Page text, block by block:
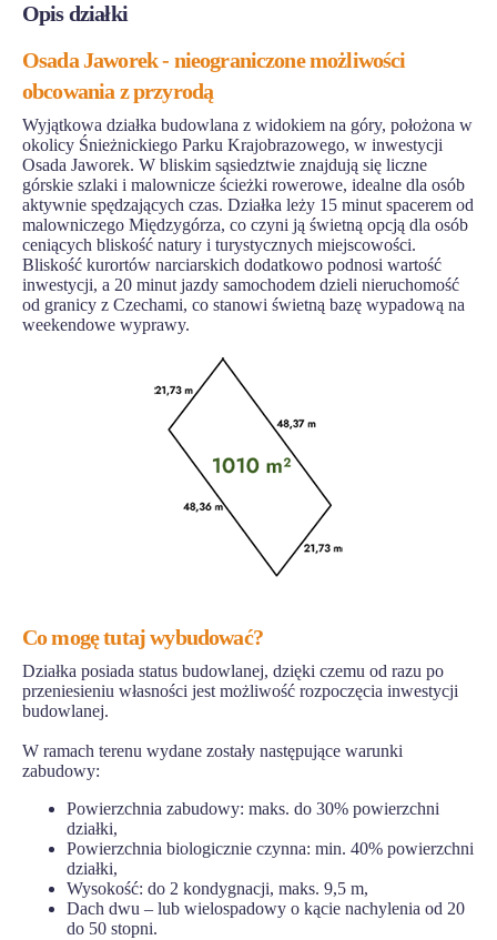
Opis działki
Osada Jaworek - nieograniczone możliwości
obcowania z przyrodą
Wyjątkowa działka budowlana z widokiem na góry, położona w
okolicy Śnieżnickiego Parku Krajobrazowego, w inwestycji
Osada Jaworek. W bliskim sąsiedztwie znajdują się liczne
górskie szlaki i malownicze ścieżki rowerowe, idealne dla osób
aktywnie spędzających czas. Działka leży 15 minut spacerem od
malowniczego Międzygórza, co czyni ją świetną opcją dla osób
ceniących bliskość natury i turystycznych miejscowości.
Bliskość kurortów narciarskich dodatkowo podnosi wartość
inwestycji, a 20 minut jazdy samochodem dzieli nieruchomość
od granicy z Czechami, co stanowi świetną bazę wypadową na
weekendowe wyprawy.
Co mogę tutaj wybudować?
Działka posiada status budowlanej, dzięki czemu od razu po
przeniesieniu własności jest możliwość rozpoczęcia inwestycji
budowlanej.
W ramach terenu wydane zostały następujące warunki
zabudowy:
Powierzchnia zabudowy: maks. do 30% powierzchni
działki,
Powierzchnia biologicznie czynna: min. 40% powierzchni
działki,
Wysokość: do 2 kondygnacji, maks. 9,5 m,
Dach dwu – lub wielospadowy o kącie nachylenia od 20
do 50 stopni.